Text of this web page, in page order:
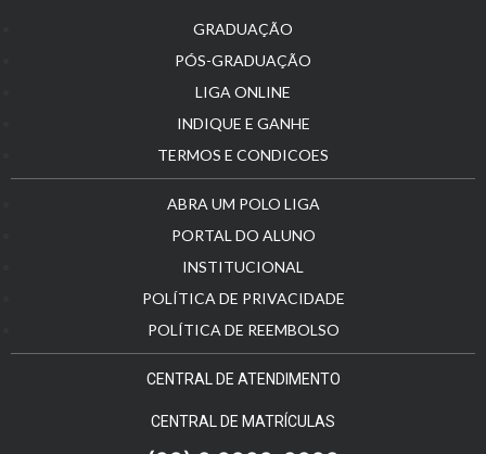
GRADUAÇÃO
PÓS-GRADUAÇÃO
LIGA ONLINE
INDIQUE E GANHE
TERMOS E CONDICOES
ABRA UM POLO LIGA
PORTAL DO ALUNO
INSTITUCIONAL
POLÍTICA DE PRIVACIDADE
POLÍTICA DE REEMBOLSO
CENTRAL DE ATENDIMENTO
CENTRAL DE MATRÍCULAS